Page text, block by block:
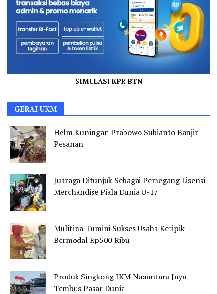
SIMULASI KPR BTN
GERAI UKM
Helm Kuningan Prabowo Subianto Banjir
Pesanan
Juaraga Ditunjuk Sebagai Pemegang Lisensi
Merchandise Piala Dunia U-17
Mulitina Tumini Sukses Usaha Keripik
Bermodal Rp500 Ribu
Produk Singkong IKM Nusantara Jaya
Tembus Pasar Dunia